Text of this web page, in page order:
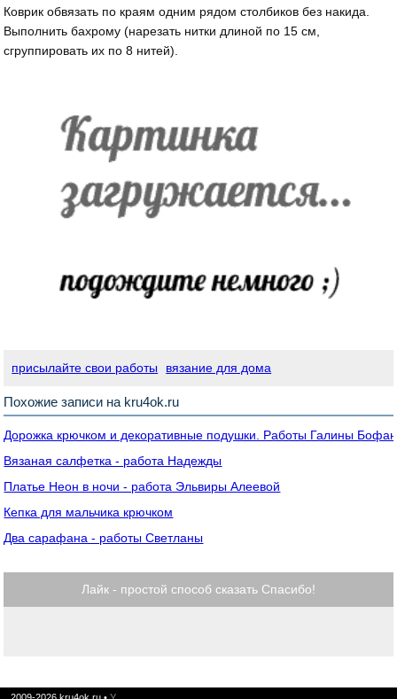
Коврик обвязать по кра­ям одним рядом столбиков без накида.
Выполнить бах­рому (нарезать нитки длиной по 15 см,
сгруппировать их по 8 нитей).
присылайте свои работы вязание для дома
Похожие записи на kru4ok.ru
Дорожка крючком и декоративные подушки. Работы Галины
Вязаная салфетка - работа Надежды
Платье Неон в ночи - работа Эльвиры Алеевой
Кепка для мальчика крючком
Два сарафана - работы Светланы
Лайк - простой способ сказать Спасибо!